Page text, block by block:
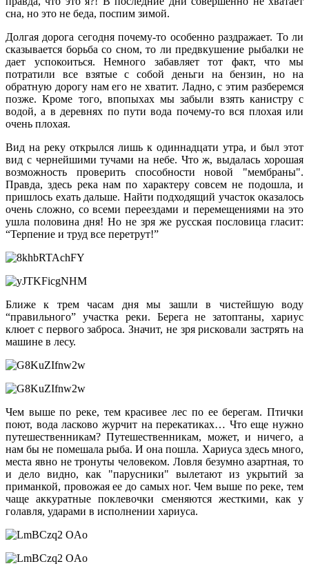
сна, но это не беда, поспим зимой.
Долгая дорога сегодня почему-то особенно раздражает. То ли
сказывается борьба со сном, то ли предвкушение рыбалки не
дает успокоиться. Немного забавляет тот факт, что мы
потратили все взятые с собой деньги на бензин, но на
обратную дорогу нам его не хватит. Ладно, с этим разберемся
позже. Кроме того, впопыхах мы забыли взять канистру с
водой, а в деревнях по пути вода почему-то вся плохая или
очень плохая.
Вид на реку открылся лишь к одиннадцати утра, и был этот
вид с чернейшими тучами на небе. Что ж, выдалась хорошая
возможность проверить способности новой "мембраны".
Правда, здесь река нам по характеру совсем не подошла, и
пришлось ехать дальше. Найти подходящий участок оказалось
очень сложно, со всеми переездами и перемещениями на это
ушла половина дня! Но не зря же русская пословица гласит:
“Терпение и труд все перетрут!”
Ближе к трем часам дня мы зашли в чистейшую воду
“правильного” участка реки. Берега не затоптаны, хариус
клюет с первого заброса. Значит, не зря рисковали застрять на
машине в лесу.
Чем выше по реке, тем красивее лес по ее берегам. Птички
поют, вода ласково журчит на перекатиках… Что еще нужно
путешественникам? Путешественникам, может, и ничего, а
нам бы не помешала рыба. И она пошла. Хариуса здесь много,
места явно не тронуты человеком. Ловля безумно азартная, то
и дело видно, как "парусники" вылетают из укрытий за
приманкой, провожая ее до самых ног. Чем выше по реке, тем
чаще аккуратные поклевочки сменяются жесткими, как у
голавля, ударами в исполнении хариуса.